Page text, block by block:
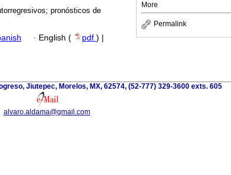
More
Permalink
pronósticos de
· English ( pdf ) |
Jiutepec, Morelos, MX, 62574, (52-777) 329-3600 exts. 605
alvaro.aldama@gmail.com